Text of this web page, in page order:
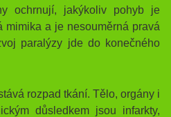
ochrnují, jakýkoliv pohyb je
mimika a je nesouměrná pravá
paralýzy jde do konečného
rozpad tkání. Tělo, orgány i
důsledkem jsou infarkty,